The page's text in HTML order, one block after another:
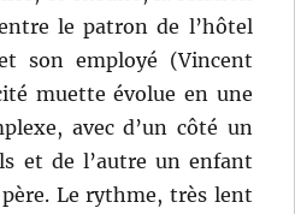
le patron de l’hôtel
son employé (Vincent
muette évolue en une
avec d’un côté un
et de l’autre un enfant
Le rythme, très lent